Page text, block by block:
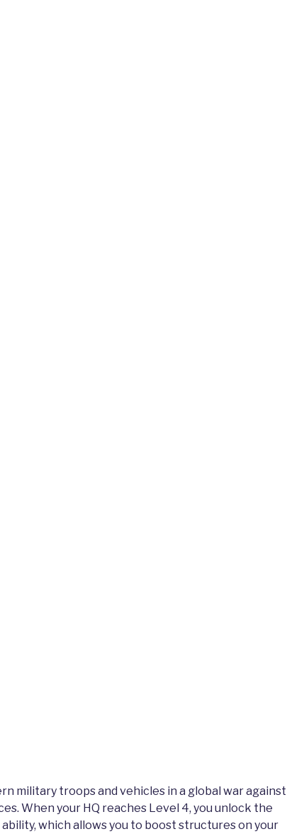
military troops and vehicles in a global war against
When your HQ reaches Level 4, you unlock the
which allows you to boost structures on your